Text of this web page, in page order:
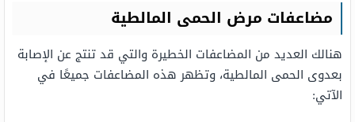
مضاعفات مرض الحمى المالطية
هنالك العديد من المضاعفات الخطيرة والتي قد تنتج عن الإصابة
بعدوى الحمى المالطية، وتظهر هذه المضاعفات جميعًا في
الآتي: